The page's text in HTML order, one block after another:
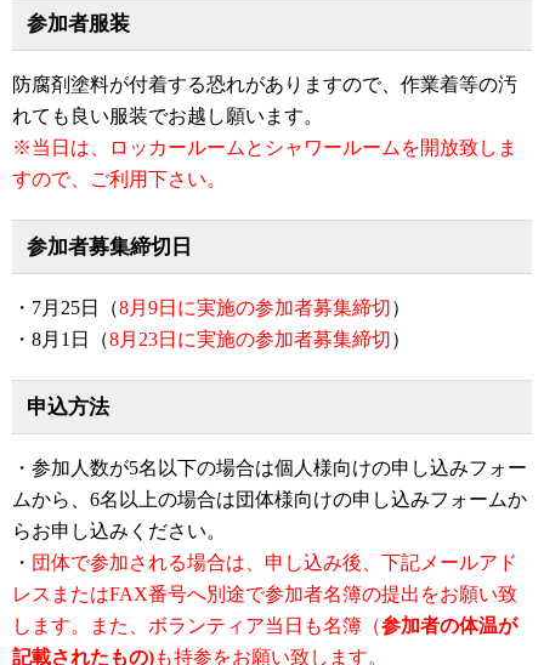
参加者服装
防腐剤塗料が付着する恐れがありますので、作業着等の汚
れても良い服装でお越し願います。
※当日は、ロッカールームとシャワールームを開放致しま
すので、ご利用下さい。
参加者募集締切日
・7月25日（8月9日に実施の参加者募集締切 ）
・8月1日（8月23日に実施の参加者募集締切 ）
申込方法
・参加人数が5名以下の場合は個人様向けの申し込みフォー
ムから、6名以上の場合は団体様向けの申し込みフォームか
らお申し込みください。
・ 団体で参加される場合は、申し込み後、下記メールアド
レスまたはFAX番号へ別途で参加者名簿の提出をお願い致
します。また、ボランティア当日も名簿（参加者の体温が
記載されたもの)も持参をお願い致します。